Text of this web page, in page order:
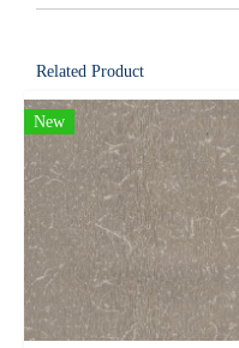
Related Product
New